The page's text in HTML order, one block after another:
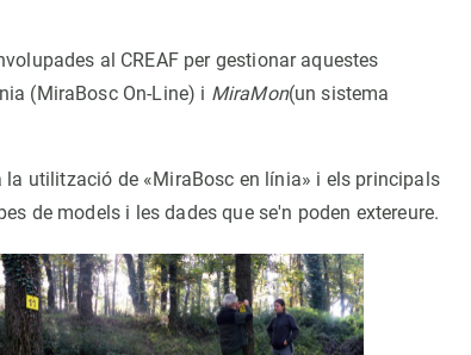
al CREAF per gestionar aquestes
(MiraBosc On-Line) i MiraMon(un sistema
utilització de «MiraBosc en línia» i els principals
de models i les dades que se'n poden extereure.